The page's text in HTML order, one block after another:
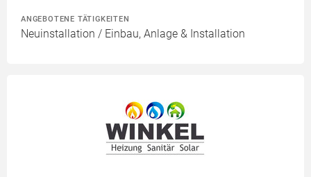
ANGEBOTENE TÄTIGKEITEN
Neuinstallation / Einbau, Anlage & Installation